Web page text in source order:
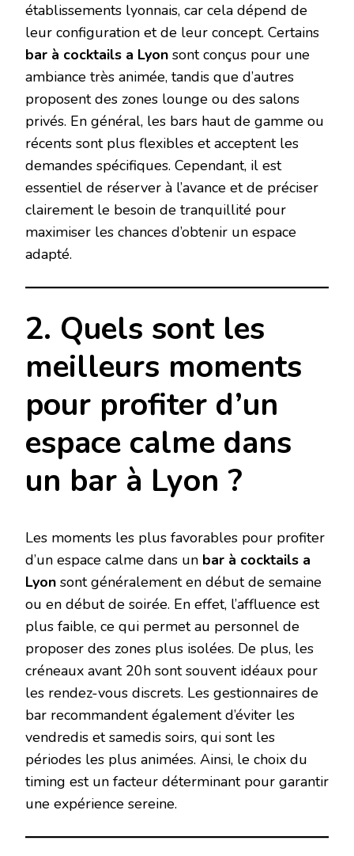
établissements lyonnais, car cela dépend de
leur configuration et de leur concept. Certains
bar à cocktails a Lyon sont conçus pour une
ambiance très animée, tandis que d’autres
proposent des zones lounge ou des salons
privés. En général, les bars haut de gamme ou
récents sont plus flexibles et acceptent les
demandes spécifiques. Cependant, il est
essentiel de réserver à l’avance et de préciser
clairement le besoin de tranquillité pour
maximiser les chances d’obtenir un espace
adapté.
2. Quels sont les
meilleurs moments
pour profiter d’un
espace calme dans
un bar à Lyon ?
Les moments les plus favorables pour profiter
d’un espace calme dans un bar à cocktails a
Lyon sont généralement en début de semaine
ou en début de soirée. En effet, l’affluence est
plus faible, ce qui permet au personnel de
proposer des zones plus isolées. De plus, les
créneaux avant 20h sont souvent idéaux pour
les rendez-vous discrets. Les gestionnaires de
bar recommandent également d’éviter les
vendredis et samedis soirs, qui sont les
périodes les plus animées. Ainsi, le choix du
timing est un facteur déterminant pour garantir
une expérience sereine.